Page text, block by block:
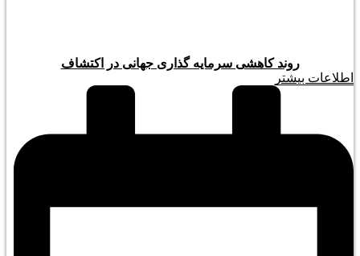
روند کاهشی سرمایه گذاری جهانی در اکتشاف
اطلاعات بیشتر